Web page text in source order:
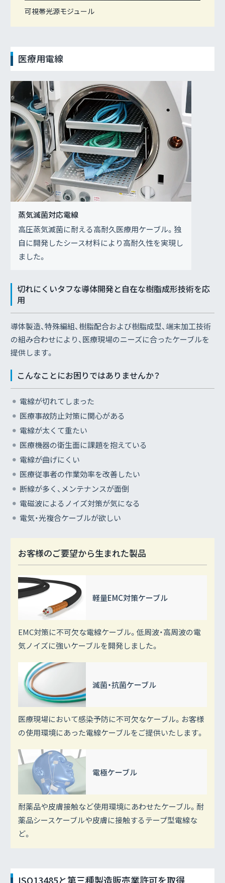
可視帯光源モジュール
医療用電線
蒸気滅菌対応電線
高圧蒸気滅菌に耐える高耐久医療用ケーブル。独
自に開発したシース材料により高耐久性を実現し
ました。
切れにくいタフな導体開発と自在な樹脂成形技術を応
用
導体製造、特殊編組、樹脂配合および樹脂成型、端末加工技術
の組み合わせにより、医療現場のニーズに合ったケーブルを
提供します。
こんなことにお困りではありませんか？
電線が切れてしまった
医療事故防止対策に関心がある
電線が太くて重たい
医療機器の衛生面に課題を抱えている
電線が曲げにくい
医療従事者の作業効率を改善したい
断線が多く、メンテナンスが面倒
電磁波によるノイズ対策が気になる
電気・光複合ケーブルが欲しい
お客様のご要望から生まれた製品
軽量EMC対策ケーブル
EMC対策に不可欠な電線ケーブル。低周波・高周波の電
気ノイズに強いケーブルを開発しました。
滅菌・抗菌ケーブル
医療現場において感染予防に不可欠なケーブル。お客様
の使用環境にあった電線ケーブルをご提供いたします。
電極ケーブル
耐薬品や皮膚接触など使用環境にあわせたケーブル。耐
薬品シースケーブルや皮膚に接触するテープ型電線な
ど。
ISO13485と第三種製造販売業許可を取得